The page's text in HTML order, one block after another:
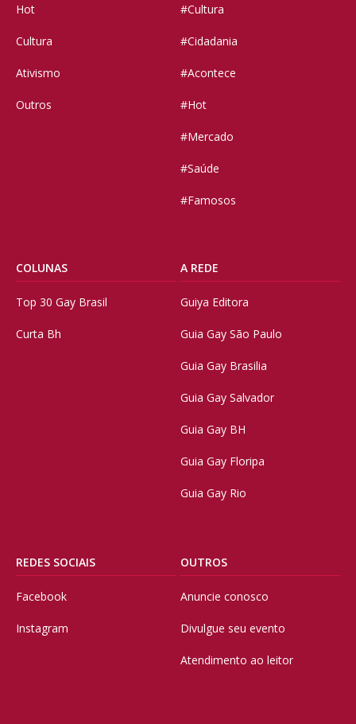
Hot
Cultura
Ativismo
Outros
#Cultura
#Cidadania
#Acontece
#Hot
#Mercado
#Saúde
#Famosos
COLUNAS
Top 30 Gay Brasil
Curta Bh
A REDE
Guiya Editora
Guia Gay São Paulo
Guia Gay Brasilia
Guia Gay Salvador
Guia Gay BH
Guia Gay Floripa
Guia Gay Rio
REDES SOCIAIS
Facebook
Instagram
OUTROS
Anuncie conosco
Divulgue seu evento
Atendimento ao leitor